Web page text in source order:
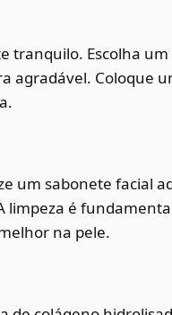
Escolha um
agradável. Coloque
um sabonete facial
limpeza é
na pele.